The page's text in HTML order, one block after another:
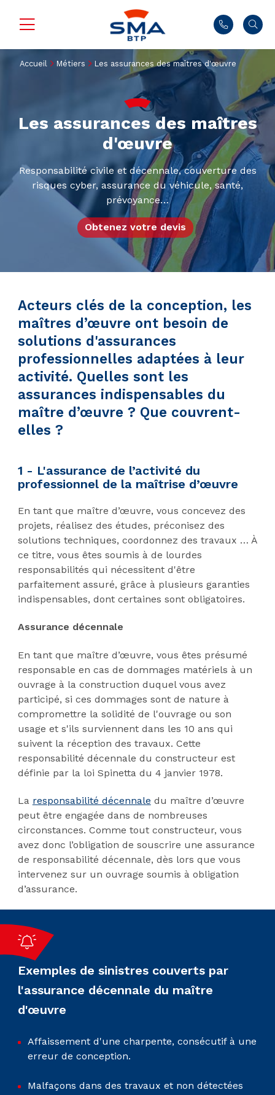
Accueil Métiers Les assurances des maîtres d'œuvre
Les assurances des maîtres
d'œuvre
Responsabilité civile et décennale, couverture des
risques cyber, assurance du véhicule, santé,
prévoyance…
Obtenez votre devis
Acteurs clés de la conception, les
maîtres d’œuvre ont besoin de
solutions d'assurances
professionnelles adaptées à leur
activité. Quelles sont les
assurances indispensables du
maître d’œuvre ? Que couvrent-
elles ?
1 - L'assurance de l’activité du
professionnel de la maîtrise d’œuvre
En tant que maître d’œuvre, vous concevez des
projets, réalisez des études, préconisez des
solutions techniques, coordonnez des travaux … À
ce titre, vous êtes soumis à de lourdes
responsabilités qui nécessitent d'être
parfaitement assuré, grâce à plusieurs garanties
indispensables, dont certaines sont obligatoires.
Assurance décennale
En tant que maître d’œuvre, vous êtes présumé
responsable en cas de dommages matériels à un
ouvrage à la construction duquel vous avez
participé, si ces dommages sont de nature à
compromettre la solidité de l'ouvrage ou son
usage et s'ils surviennent dans les 10 ans qui
suivent la réception des travaux. Cette
responsabilité décennale du constructeur est
définie par la loi Spinetta du 4 janvier 1978.
La responsabilité décennale du maître d’œuvre
peut être engagée dans de nombreuses
circonstances. Comme tout constructeur, vous
avez donc l’obligation de souscrire une assurance
de responsabilité décennale, dès lors que vous
intervenez sur un ouvrage soumis à obligation
d’assurance.
Exemples de sinistres couverts par
l'assurance décennale du maître
d'œuvre
Affaissement d'une charpente, consécutif à une
erreur de conception.
Malfaçons dans des travaux et non détectées